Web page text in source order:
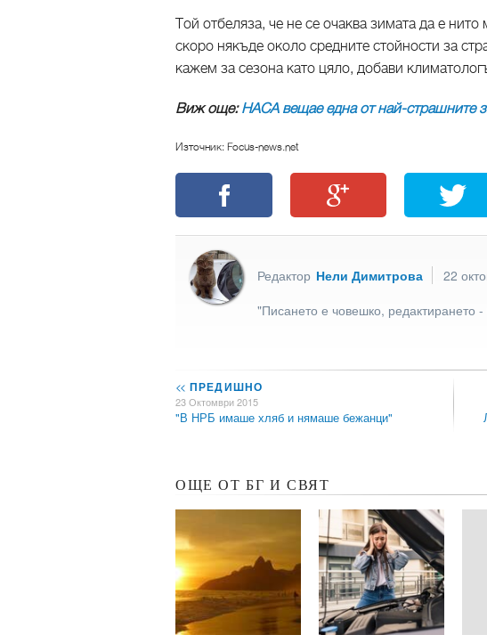
Той отбеляза, че не се очаква зимата да е
скоро някъде около средните стойности за
кажем за сезона като цяло, добави
Виж още:НАСА вещае една от най-страшните
Източник: Focus-news.net
Редактор Нели Димитрова
22
"Писането е човешко, редактирането
<< ПРЕДИШНО
23 Октомври 2015
"В НРБ имаше хляб и нямаше бежанци"
ОЩЕ ОТ БГ И СВЯТ